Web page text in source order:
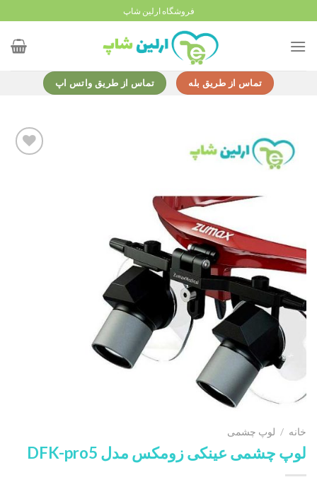
to
content
فروشگاه ارلین شاپ
تماس از طریق بله تماس از طریق واتس اپ
خانه / لوپ چشمی
لوپ چشمی عینکی زومکس مدل DFK-pro5